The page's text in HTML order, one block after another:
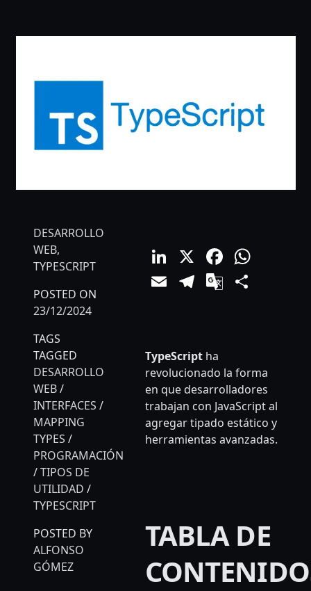
DESARROLLO
WEB,
TYPESCRIPT
POSTED ON
23/12/2024
TAGS
TAGGED
DESARROLLO
WEB/
INTERFACES /
MAPPING
TYPES /
PROGRAMACIÓN
/TIPOS DE
UTILIDAD /
TYPESCRIPT
POSTED BY
ALFONSO
GÓMEZ
LinkedIn
X
EmailTelegram
Google
TypeScriptha
revolucionado la forma
en que desarrolladores
trabajan con JavaScript al
agregar tipado estático y
herramientas avanzadas.
TABLA DE